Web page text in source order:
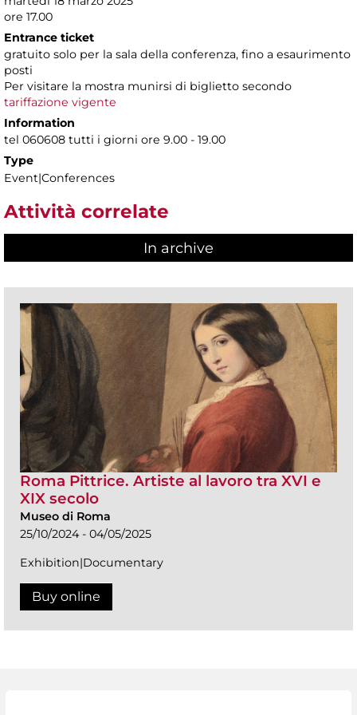
ore 17.00
Entrance ticket
gratuito solo per la sala della conferenza, fino a esaurimento
posti
Per visitare la mostra munirsi di biglietto secondo
tariffazione vigente
Information
tel 060608 tutti i giorni ore 9.00 - 19.00
Type
Event|Conferences
Attività correlate
In archive
Roma Pittrice. Artiste al lavoro tra XVI e
XIX secolo
Museo di Roma
25/10/2024 - 04/05/2025
Exhibition|Documentary
Buy online